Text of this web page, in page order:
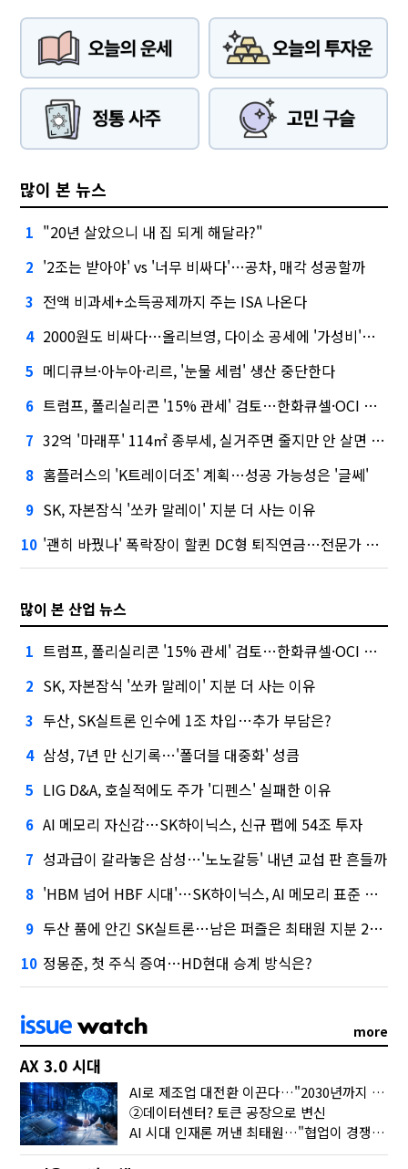
많이 본 뉴스
1 "20년 살았으니 내 집 되게 해달라?"
2 '2조는 받아야' vs '너무 비싸다'…공차, 매각 성공할까
3 전액 비과세+소득공제까지 주는 ISA 나온다
4 2000원도 비싸다…올리브영, 다이소 공세에 '가성비'로 맞불
5 메디큐브·아누아·리르, '눈물 세럼' 생산 중단한다
6 트럼프, 폴리실리콘 '15% 관세' 검토…한화큐셀·OCI 영향은?
7 32억 '마래푸' 114㎡ 종부세, 실거주면 줄지만 안 살면 2.5배
8 홈플러스의 'K트레이더조' 계획…성공 가능성은 '글쎄'
9 SK, 자본잠식 '쏘카 말레이' 지분 더 사는 이유
10 '괜히 바꿨나' 폭락장이 할퀸 DC형 퇴직연금…전문가 조언은
많이 본 산업 뉴스
1 트럼프, 폴리실리콘 '15% 관세' 검토…한화큐셀·OCI 영향은?
2 SK, 자본잠식 '쏘카 말레이' 지분 더 사는 이유
3 두산, SK실트론 인수에 1조 차입…추가 부담은?
4 삼성, 7년 만 신기록…'폴더블 대중화' 성큼
5 LIG D&A, 호실적에도 주가 '디펜스' 실패한 이유
6 AI 메모리 자신감…SK하이닉스, 신규 팹에 54조 투자
7 성과급이 갈라놓은 삼성…'노노갈등' 내년 교섭 판 흔들까
8 'HBM 넘어 HBF 시대'…SK하이닉스, AI 메모리 표준 선점 나섰다
9 두산 품에 안긴 SK실트론…남은 퍼즐은 최태원 지분 29.4%
10 정몽준, 첫 주식 증여…HD현대 승계 방식은?
more
AX 3.0 시대
AI로 제조업 대전환 이끈다…"2030년까지 민관합동 20조 투자"
②데이터센터? 토큰 공장으로 변신
AI 시대 인재론 꺼낸 최태원…"협업이 경쟁력"